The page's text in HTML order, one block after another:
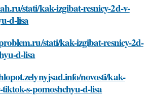
stati/kak-izgibat-resnicy-2d-v-
d-lisa
stati/kak-izgibat-resnicy-2d-
d-lisa
novosti/kak-
s-pomoshchyu-d-lisa